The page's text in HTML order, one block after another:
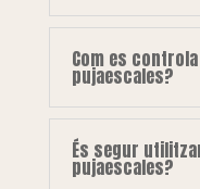
Com es
pujaescales?
És segur
pujaescales?